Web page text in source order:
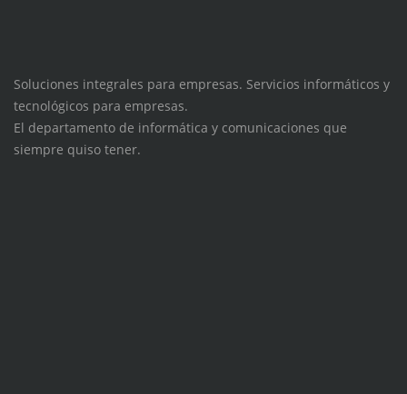
Soluciones integrales para empresas. Servicios informáticos y
tecnológicos para empresas.
El departamento de informática y comunicaciones que
siempre quiso tener.